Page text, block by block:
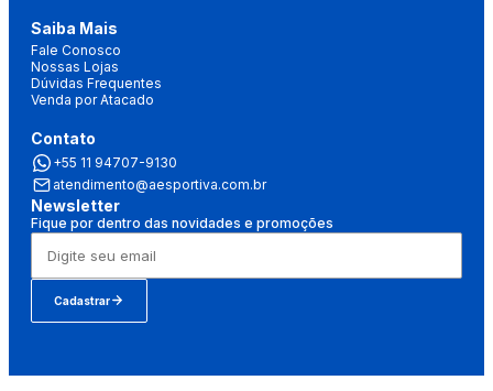
Saiba Mais
Fale Conosco
Nossas Lojas
Dúvidas Frequentes
Venda por Atacado
Contato
+55 11 94707-9130
atendimento@aesportiva.com.br
Newsletter
Fique por dentro das novidades e promoções
Cadastrar